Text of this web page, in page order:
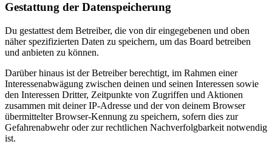
Gestattung der Datenspeicherung
Du gestattest dem Betreiber, die von dir eingegebenen und oben
näher spezifizierten Daten zu speichern, um das Board betreiben
und anbieten zu können.
Darüber hinaus ist der Betreiber berechtigt, im Rahmen einer
Interessenabwägung zwischen deinen und seinen Interessen sowie
den Interessen Dritter, Zeitpunkte von Zugriffen und Aktionen
zusammen mit deiner IP-Adresse und der von deinem Browser
übermittelter Browser-Kennung zu speichern, sofern dies zur
Gefahrenabwehr oder zur rechtlichen Nachverfolgbarkeit notwendig
ist.